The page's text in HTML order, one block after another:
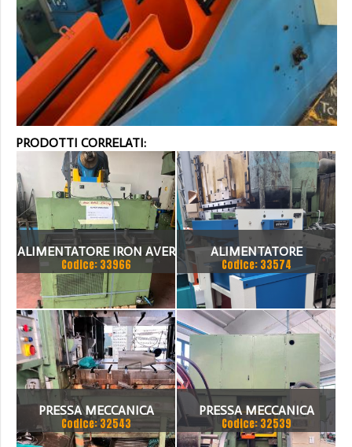
PRODOTTI CORRELATI:
ALIMENTATORE IRON AVER
100
Codice: 33966
ALIMENTATORE
ELETTRONICO ELMEA 400
X 3 MM
Codice: 33574
PRESSA MECCANICA
MANZONI 125 TON CON
Codice: 32543
PRESSA MECCANICA
INVERNIZZI 120 TON CON
Codice: 32539